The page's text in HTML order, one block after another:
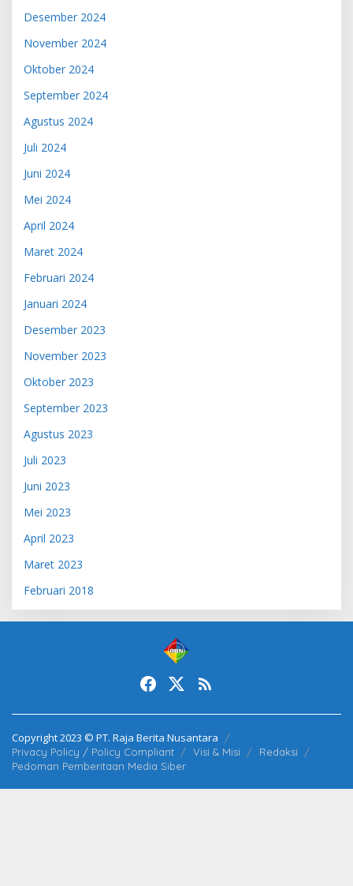
Desember 2024
November 2024
Oktober 2024
September 2024
Agustus 2024
Juli 2024
Juni 2024
Mei 2024
April 2024
Maret 2024
Februari 2024
Januari 2024
Desember 2023
November 2023
Oktober 2023
September 2023
Agustus 2023
Juli 2023
Juni 2023
Mei 2023
April 2023
Maret 2023
Februari 2018
Copyright 2023 © PT. Raja Berita Nusantara
Privacy Policy / Policy Compliant Visi & Misi
Redaksi
Pedoman Pemberitaan Media Siber